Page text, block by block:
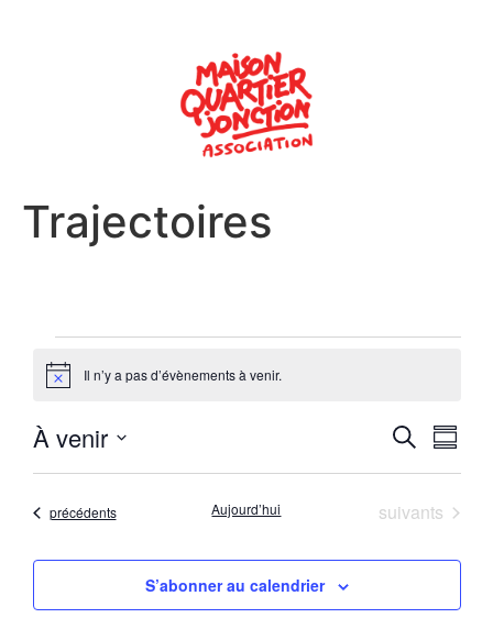
Trajectoires
Notice Il n’y a pas d’évènements à venir.
et
de
vues
Recherche
de
À venir
la
Évènements
précédents Aujourd’hui Évènements
suivants
S’abonner au calendrier